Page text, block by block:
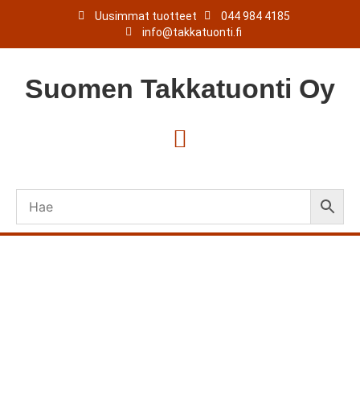
Uusimmat tuotteet
044 984 4185
info@takkatuonti.fi
Suomen Takkatuonti Oy